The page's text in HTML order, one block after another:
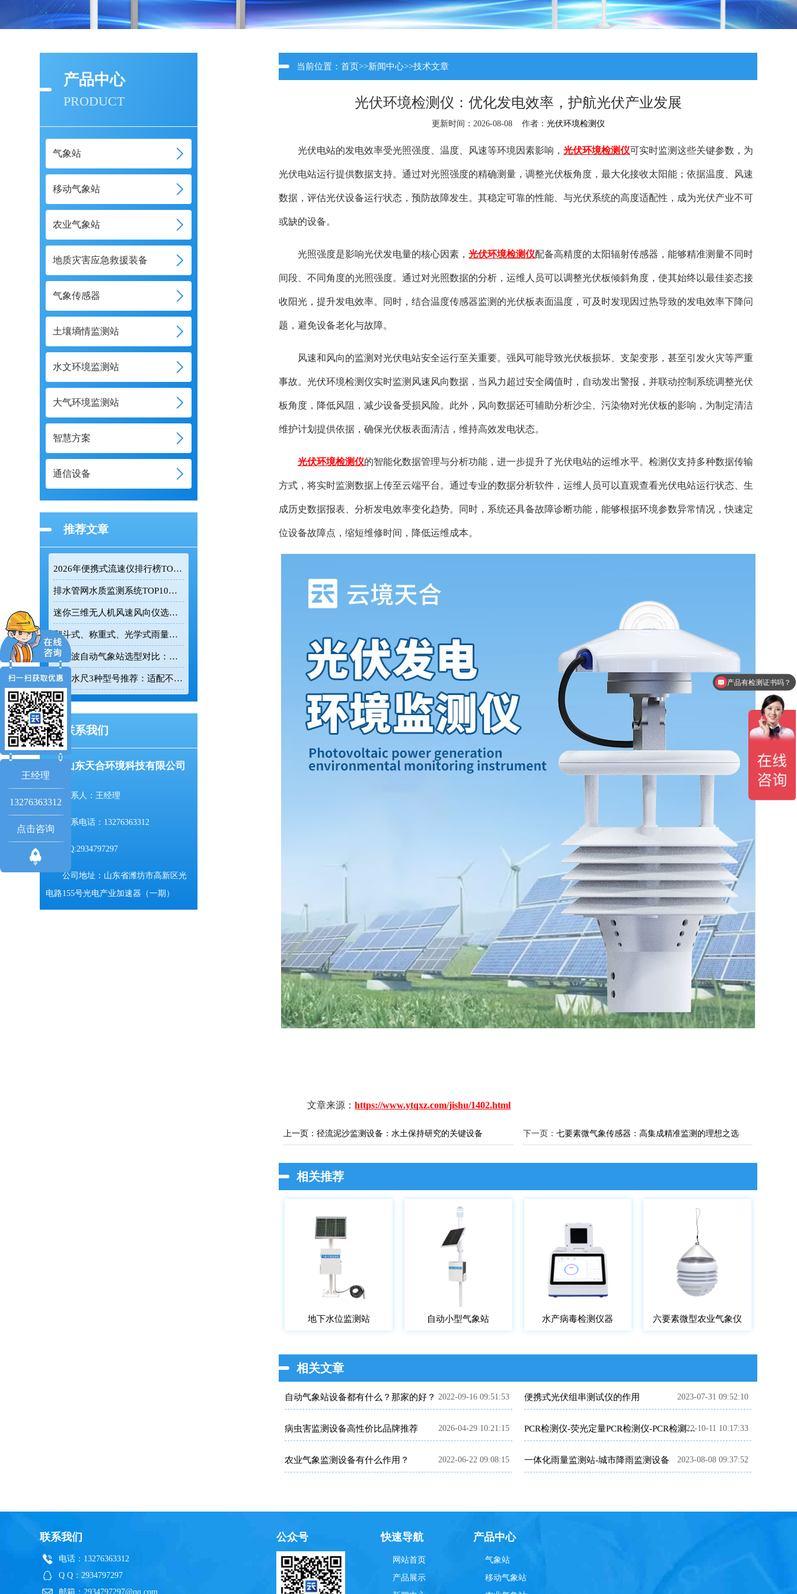
产品中心
PRODUCT
气象站
移动气象站
农业气象站
地质灾害应急救援装备
气象传感器
土壤墒情监测站
水文环境监测站
大气环境监测站
智慧方案
通信设备
推荐文章
2026年便携式流速仪排行榜TOP10：采购前必看的实力榜单
排水管网水质监测系统TOP10推荐榜单
迷你三维无人机风速风向仪选型：云境天合TH-F1H助力空中风场监测
翻斗式、称重式、光学式雨量计精度大横评：哪种雨量计测量最准？
超声波自动气象站选型对比：云境天合 TH-CQX6 与天蔚 TW-CQX5 推荐
电子水尺3种型号推荐：适配不同水深监测场景
联系我们
山东天合环境科技有限公司
联系人：王经理
联系电话：13276363312
QQ:2934797297
公司地址：山东省潍坊市高新区光
电路155号光电产业加速器（一期）
当前位置：首页>>新闻中心>>技术文章
光伏环境检测仪：优化发电效率，护航光伏产业发展
更新时间：2026-08-08 作者： 光伏环境检测仪
光伏电站的发电效率受光照强度、温度、风速等环境因素影响，光伏环境检测仪可实时监测这些关键参数，为
光伏电站运行提供数据支持。通过对光照强度的精确测量，调整光伏板角度，最大化接收太阳能；依据温度、风速
数据，评估光伏设备运行状态，预防故障发生。其稳定可靠的性能、与光伏系统的高度适配性，成为光伏产业不可
或缺的设备。
光照强度是影响光伏发电量的核心因素，光伏环境检测仪配备高精度的太阳辐射传感器，能够精准测量不同时
间段、不同角度的光照强度。通过对光照数据的分析，运维人员可以调整光伏板倾斜角度，使其始终以最佳姿态接
收阳光，提升发电效率。同时，结合温度传感器监测的光伏板表面温度，可及时发现因过热导致的发电效率下降问
题，避免设备老化与故障。
风速和风向的监测对光伏电站安全运行至关重要。强风可能导致光伏板损坏、支架变形，甚至引发火灾等严重
事故。光伏环境检测仪实时监测风速风向数据，当风力超过安全阈值时，自动发出警报，并联动控制系统调整光伏
板角度，降低风阻，减少设备受损风险。此外，风向数据还可辅助分析沙尘、污染物对光伏板的影响，为制定清洁
维护计划提供依据，确保光伏板表面清洁，维持高效发电状态。
光伏环境检测仪的智能化数据管理与分析功能，进一步提升了光伏电站的运维水平。检测仪支持多种数据传输
方式，将实时监测数据上传至云端平台。通过专业的数据分析软件，运维人员可以直观查看光伏电站运行状态、生
成历史数据报表、分析发电效率变化趋势。同时，系统还具备故障诊断功能，能够根据环境参数异常情况，快速定
位设备故障点，缩短维修时间，降低运维成本。
文章来源：https://www.ytqxz.com/jishu/1402.html
上一页：径流泥沙监测设备：水土保持研究的关键设备 下一页： 七要素微气象传感器：高集成精准监测的理想之选
相关推荐
地下水位监测站 自动小型气象站 水产病毒检测仪器 六要素微型农业气象仪
相关文章
自动气象站设备都有什么？那家的好？ 2022-09-16 09:51:53 便携式光伏组串测试仪的作用 2023-07-31 09:52:10
病虫害监测设备高性价比品牌推荐 2026-04-29 10:21:15 PCR检测仪-荧光定量PCR检测仪-PCR检测仪原理
2022-10-11 10:17:33
农业气象监测设备有什么作用？ 2022-06-22 09:08:15 一体化雨量监测站-城市降雨监测设备 2023-08-08 09:37:52
联系我们
电话：13276363312
Q Q：2934797297
邮箱：2934797297@qq.com
公众号 快速导航
网站首页
产品展示
产品中心
气象站
移动气象站
王经理
13276363312
点击咨询
产品有检测证书吗？